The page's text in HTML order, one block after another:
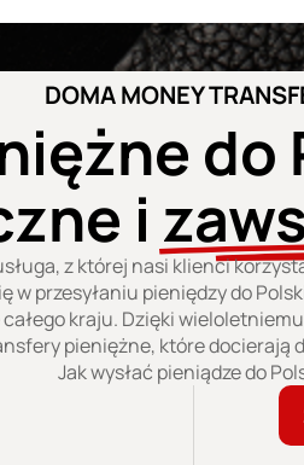
DOMA MONEY
do
i
z której nasi klienci
w przesyłaniu pieniędzy do
kraju. Dzięki
pieniężne, które docierają
Jak wysłać pieniądze do